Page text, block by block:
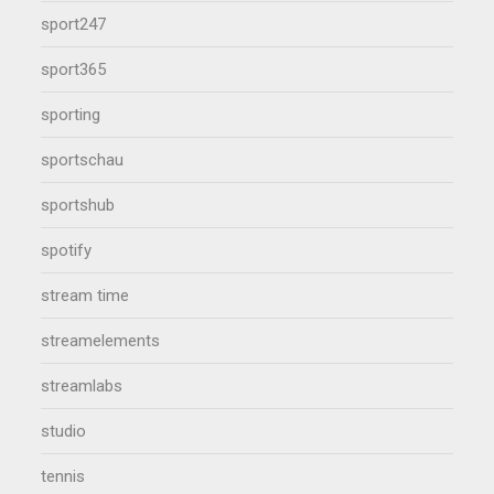
sport247
sport365
sporting
sportschau
sportshub
spotify
stream time
streamelements
streamlabs
studio
tennis